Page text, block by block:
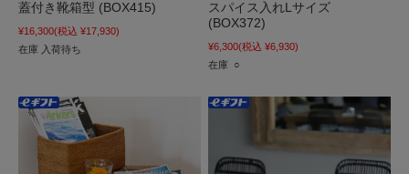
蓋付き靴箱型 (BOX415)
¥16,300(税込 ¥17,930)
在庫 入荷待ち
スパイス入れLサイズ
(BOX372)
¥6,300(税込 ¥6,930)
在庫 ○